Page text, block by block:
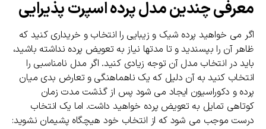
معرفی چندین مدل پرده اسپرت پذیرایی
اگر می خواهید پرده شیک و زیبایی را انتخاب و خریداری کنید که
ظاهر آن را بپسندید و تا مدتها نیاز به تعویض پرده نداشته باشید،
باید در انتخاب مدل آن توجه زیادی کنید. اگر مدل نامناسبی را
انتخاب کنید به آن دلیل که یک ناهماهنگی و تعارض بدی میان
پرده و دکوراسیون ایجاد می شود پس از گذشت مدت زمان
کوتاهی تمایل به تعویض پرده خواهید داشت. اما یک انتخاب
درست موجب می شود که از انتخاب خود هیچگاه پشیمان نشوید: